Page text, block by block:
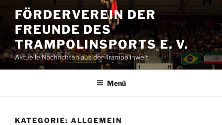
Inhalt
springen
FÖRDERVEREIN DER
FREUNDE DES
TRAMPOLINSPORTS E. V.
Aktuelle Nachrichten aus der Trampolinwelt
Menü
KATEGORIE: ALLGEMEIN